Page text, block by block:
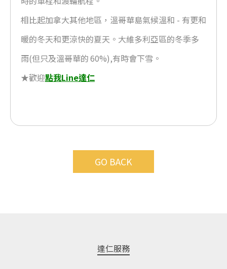
相比起加拿大其他地區，溫哥華島氣候溫和 - 有更和
暖的冬天和更涼快的夏天。大維多利亞區的冬季多
雨(但只及溫哥華的 60%),有時會下雪。
★歡迎點我Line達仁
GO BACK
達仁服務